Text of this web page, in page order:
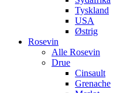
Tyskland
USA
Østrig
Rosevin
Alle Rosevin
Drue
Cinsault
Grenache